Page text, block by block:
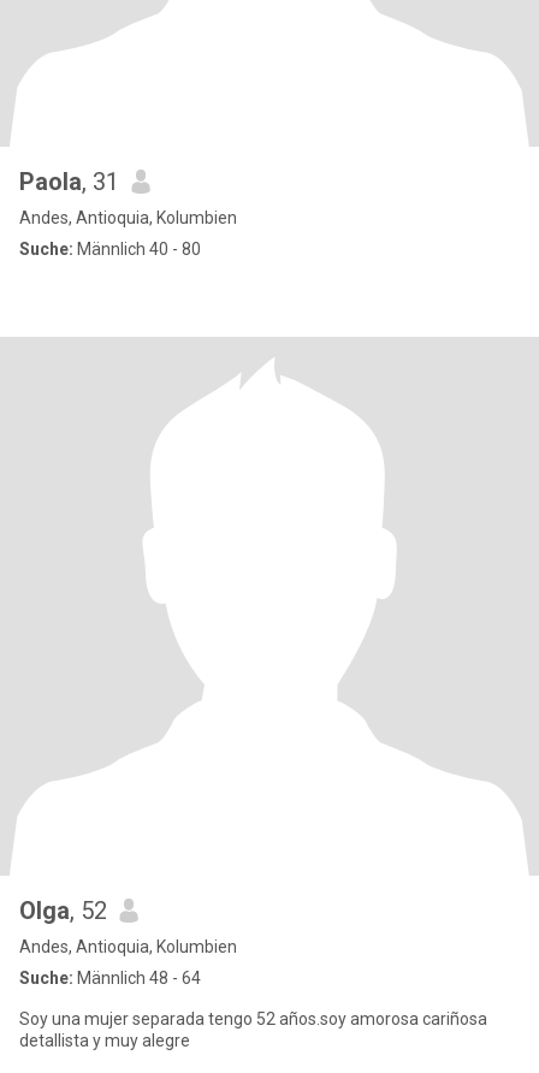
Paola, 31
Andes, Antioquia, Kolumbien
Suche: Männlich 40 - 80
Olga, 52
Andes, Antioquia, Kolumbien
Suche: Männlich 48 - 64
Soy una mujer separada tengo 52 años.soy amorosa cariñosa
detallista y muy alegre